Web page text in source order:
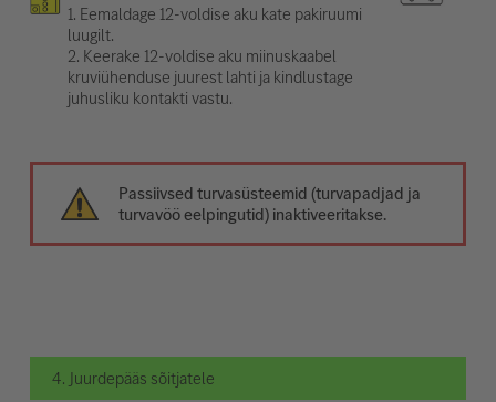
1. Eemaldage 12-voldise aku kate pakiruumi
luugilt.
2. Keerake 12-voldise aku miinuskaabel
kruviühenduse juurest lahti ja kindlustage
juhusliku kontakti vastu.
Passiivsed turvasüsteemid (turvapadjad ja
turvavöö eelpingutid) inaktiveeritakse.
4. Juurdepääs sõitjatele